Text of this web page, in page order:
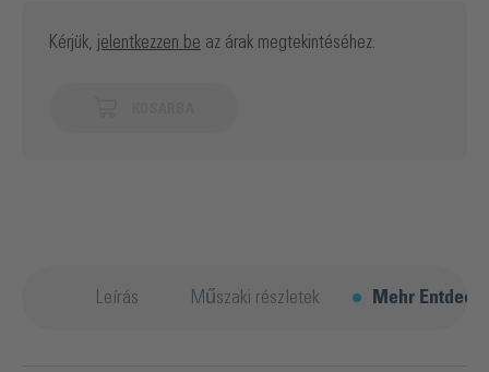
Kérjük, jelentkezzen be az árak megtekintéséhez.
Leírás Műszaki részletek Mehr